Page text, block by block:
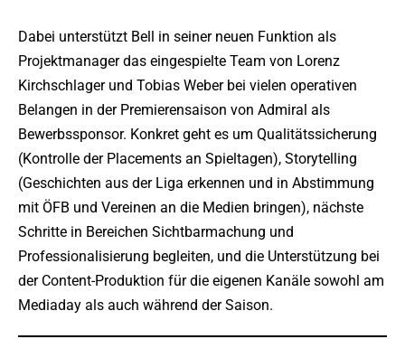
Dabei unterstützt Bell in seiner neuen Funktion als
Projektmanager das eingespielte Team von Lorenz
Kirchschlager und Tobias Weber bei vielen operativen
Belangen in der Premierensaison von Admiral als
Bewerbssponsor. Konkret geht es um Qualitätssicherung
(Kontrolle der Placements an Spieltagen), Storytelling
(Geschichten aus der Liga erkennen und in Abstimmung
mit ÖFB und Vereinen an die Medien bringen), nächste
Schritte in Bereichen Sichtbarmachung und
Professionalisierung begleiten, und die Unterstützung bei
der Content-Produktion für die eigenen Kanäle sowohl am
Mediaday als auch während der Saison.